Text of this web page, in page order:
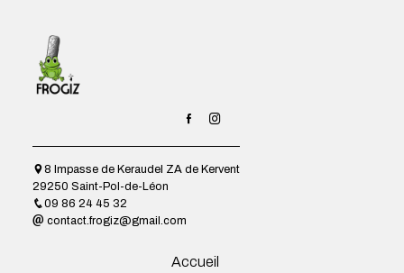
8 Impasse de Keraudel ZA de Kervent
29250 Saint-Pol-de-Léon
09 86 24 45 32
contact.frogiz@gmail.com
Accueil